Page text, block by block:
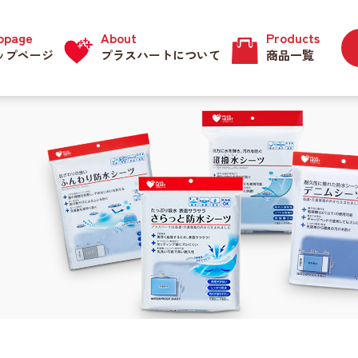
プページ
About
プラスハートについて
Products
商品一覧